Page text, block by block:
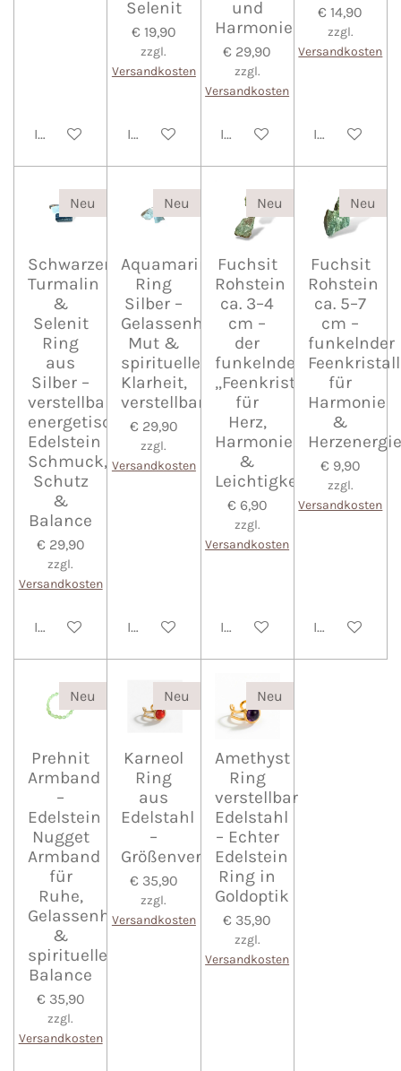
In den Warenkorb
Selenit
€ 19,90
zzgl.
Versandkosten
In den Warenkorb
und
Harmonie
€ 29,90
zzgl.
Versandkosten
In den Warenkorb
€ 14,90
zzgl.
Versandkosten
In den
Neu
Schwarzer
Turmalin
&
Selenit
Ring
aus
Silber –
verstellbar,
energetischer
Edelstein
Schmuck,
Schutz
&
Balance
€ 29,90
zzgl.
Versandkosten
In den Warenkorb
Neu
Aquamarin
Ring
Silber –
Gelassenheit,
Mut &
spirituelle
Klarheit,
verstellbar
€ 29,90
zzgl.
Versandkosten
In den Warenkorb
Neu
Fuchsit
Rohstein
ca. 3–4
cm –
der
funkelnde
„Feenkristall“
für
Herz,
Harmonie
&
Leichtigkeit
€ 6,90
zzgl.
Versandkosten
In den Warenkorb
Neu
Fuchsit
Rohstein
ca. 5–7
cm –
funkelnder
Feenkristall
für
Harmonie
&
Herzenergie
€ 9,90
zzgl.
Versandkosten
In den
Neu
Prehnit
Armband
–
Edelstein
Nugget
Armband
für
Ruhe,
Gelassenheit
&
spirituelle
Balance
€ 35,90
zzgl.
Versandkosten
Neu
Karneol
Ring
aus
Edelstahl
–
Größenverstellbar
€ 35,90
zzgl.
Versandkosten
Neu
Amethyst
Ring
verstellbar
Edelstahl
– Echter
Edelstein
Ring in
Goldoptik
€ 35,90
zzgl.
Versandkosten